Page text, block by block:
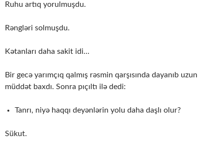
Ruhu artıq yorulmuşdu.
Rəngləri solmuşdu.
Kətanları daha sakit idi…
Bir gecə yarımçıq qalmış rəsmin qarşısında dayanıb uzun
müddət baxdı. Sonra pıçıltı ilə dedi:
Tanrı, niyə haqqı deyənlərin yolu daha daşlı olur?
Sükut.